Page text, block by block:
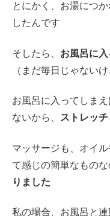
とにかく、お湯につ
したんです
そしたら、 お風呂に
（まだ毎日じゃない
お風呂に入ってしま
ないから、
ストレッ
マッサージも、オイ
て感じの簡単なものな
りました
私の場合、お風呂と